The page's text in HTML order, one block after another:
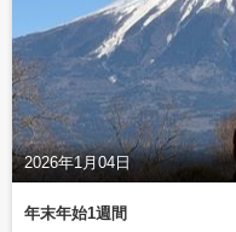
2026年1月04日
年末年始1週間